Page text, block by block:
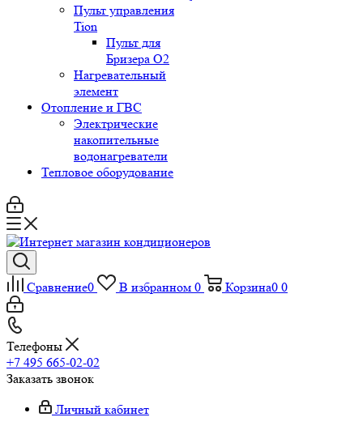
Пульт управления
Tion
Пульт для
Бризера O2
Нагревательный
элемент
Отопление и ГВС
Электрические
накопительные
водонагреватели
Тепловое оборудование
Сравнение0 В избранном 0 Корзина0 0
Телефоны
+7 495 665-02-02
Заказать звонок
Личный кабинет